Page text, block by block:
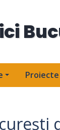
Proiecte